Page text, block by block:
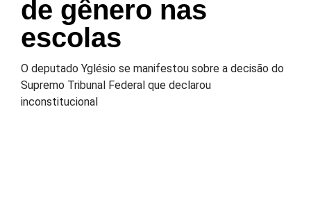
de gênero nas
escolas
O deputado Yglésio se manifestou sobre a decisão do
Supremo Tribunal Federal que declarou
inconstitucional